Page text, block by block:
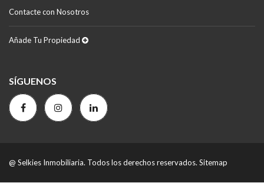
Contacte con Nosotros
Añade Tu Propiedad
SÍGUENOS
@ Selkies Inmobiliaria. Todos los derechos reservados. Sitemap